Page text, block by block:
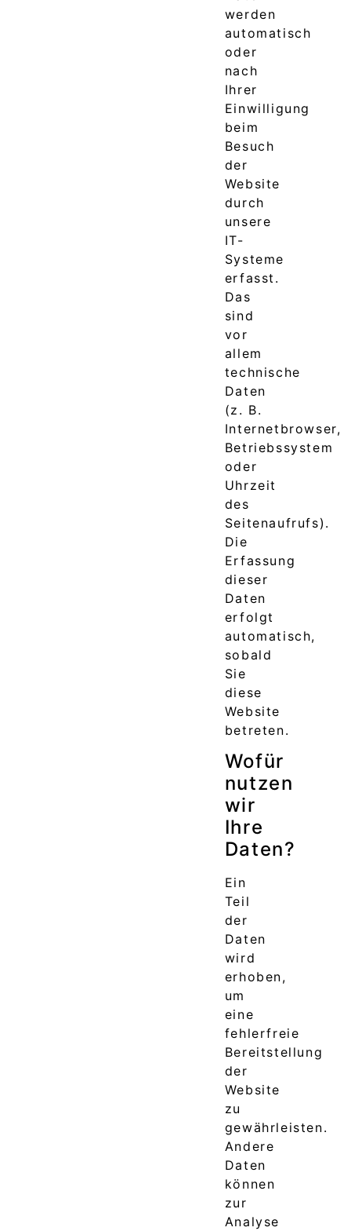
werden
automatisch
oder
nach
Ihrer
Einwilligung
beim
Besuch
der
Website
durch
unsere
IT-
Systeme
erfasst.
Das
sind
vor
allem
technische
Daten
(z. B.
Internetbrowser,
Betriebssystem
oder
Uhrzeit
des
Seitenaufrufs).
Die
Erfassung
dieser
Daten
erfolgt
automatisch,
sobald
Sie
diese
Website
betreten.
Wofür
nutzen
wir
Ihre
Daten?
Ein
Teil
der
Daten
wird
erhoben,
um
eine
fehlerfreie
Bereitstellung
der
Website
zu
gewährleisten.
Andere
Daten
können
zur
Analyse